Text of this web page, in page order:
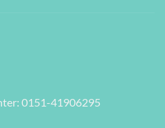
0151-41906295